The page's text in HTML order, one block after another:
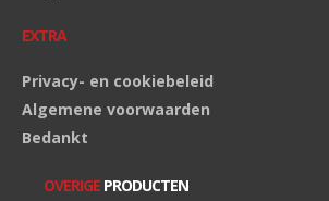
EXTRA
Privacy- en cookiebeleid
Algemene voorwaarden
Bedankt
OVERIGE PRODUCTEN